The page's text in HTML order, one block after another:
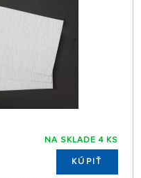
NA SKLADE 4 KS
KÚPIŤ